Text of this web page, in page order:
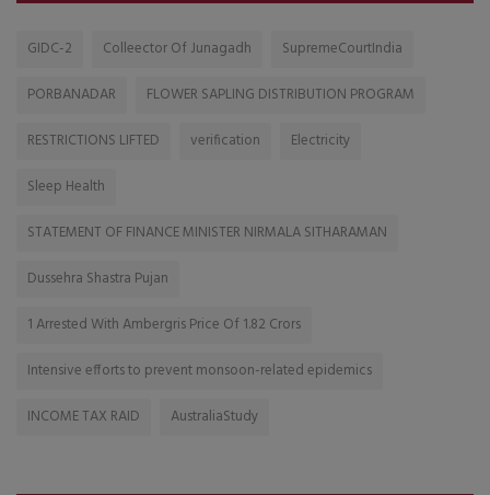
GIDC-2 Colleector Of Junagadh
SupremeCourtIndia
PORBANADAR
FLOWER SAPLING DISTRIBUTION PROGRAM
RESTRICTIONS LIFTED
verification
Electricity
Sleep Health
STATEMENT OF FINANCE MINISTER NIRMALA SITHARAMAN
Dussehra Shastra Pujan
1 Arrested With Ambergris Price Of 1.82 Crors
Intensive efforts to prevent monsoon-related epidemics
INCOME TAX RAID
AustraliaStudy